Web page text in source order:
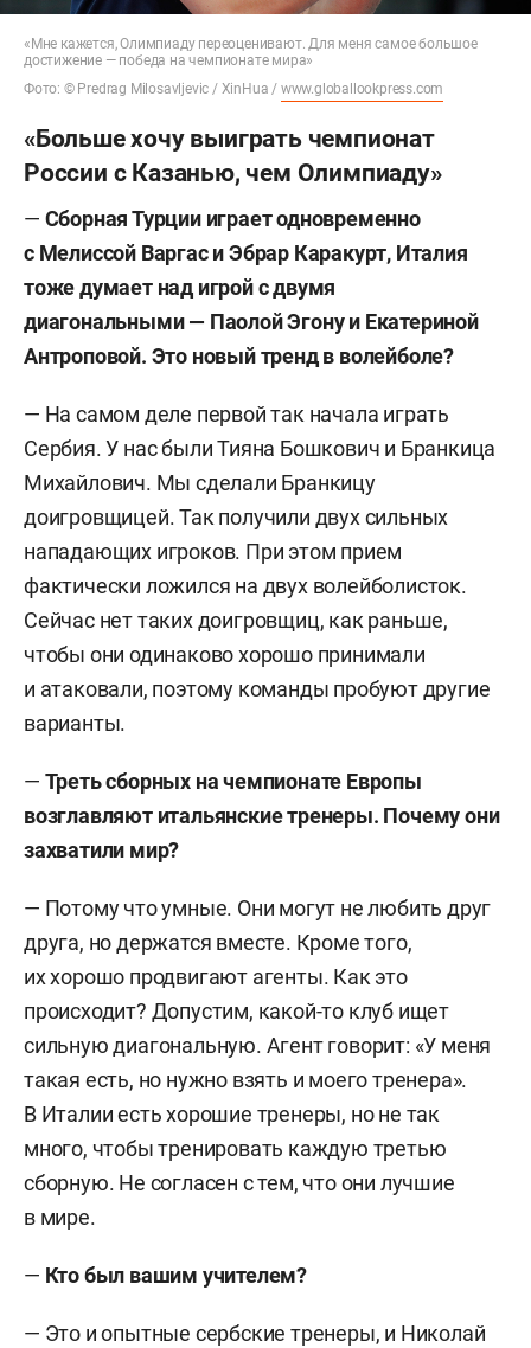
«Мне кажется, Олимпиаду переоценивают. Для меня самое большое
достижение — победа на чемпионате мира»
Фото: © Predrag Milosavljevic / XinHua / www.globallookpress.com
«Больше хочу выиграть чемпионат
России с Казанью, чем Олимпиаду»
— Сборная Турции играет одновременно
с Мелиссой Варгас и Эбрар Каракурт, Италия
тоже думает над игрой с двумя
диагональными — Паолой Эгону и Екатериной
Антроповой. Это новый тренд в волейболе?
— На самом деле первой так начала играть
Сербия. У нас были Тияна Бошкович и Бранкица
Михайлович. Мы сделали Бранкицу
доигровщицей. Так получили двух сильных
нападающих игроков. При этом прием
фактически ложился на двух волейболисток.
Сейчас нет таких доигровщиц, как раньше,
чтобы они одинаково хорошо принимали
и атаковали, поэтому команды пробуют другие
варианты.
— Треть сборных на чемпионате Европы
возглавляют итальянские тренеры. Почему они
захватили мир?
— Потому что умные. Они могут не любить друг
друга, но держатся вместе. Кроме того,
их хорошо продвигают агенты. Как это
происходит? Допустим, какой-то клуб ищет
сильную диагональную. Агент говорит: «У меня
такая есть, но нужно взять и моего тренера».
В Италии есть хорошие тренеры, но не так
много, чтобы тренировать каждую третью
сборную. Не согласен с тем, что они лучшие
в мире.
— Кто был вашим учителем?
— Это и опытные сербские тренеры, и Николай